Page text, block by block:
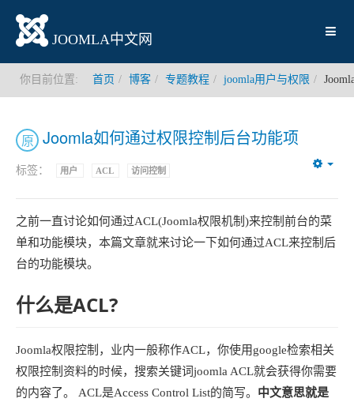
JOOMLA中文网
你目前位置: 首页 博客 专题教程 joomla用户与权限
Joomla如何通过权限控制后台功能项
原
标签： 用户 ACL 访问控制
之前一直讨论如何通过ACL(Joomla权限机制)来控制前台的菜
单和功能模块，本篇文章就来讨论一下如何通过ACL来控制后
台的功能模块。
什么是ACL?
Joomla权限控制，业内一般称作ACL，你使用google检索相关
权限控制资料的时候，搜索关键词joomla ACL就会获得你需要
的内容了。 ACL是Access Control List的简写。 中文意思就是